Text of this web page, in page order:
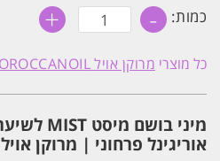
כמות: - כמות
של
בושם
מיסט
לשיער
30ML
בניחוח
אוריגינל
+
כל מוצרי מרוקן אויל MOROCCANOIL
אוריגינל פרחוני | מרוקן אויל